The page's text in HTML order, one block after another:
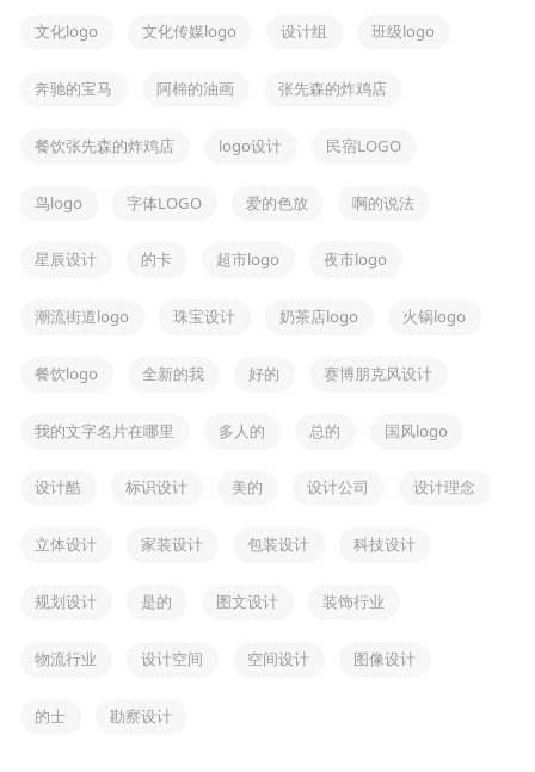
文化logo 文化传媒logo 设计组 班级logo
奔驰的宝马 阿棉的油画 张先森的炸鸡店
餐饮张先森的炸鸡店 logo设计 民宿LOGO
鸟logo 字体LOGO 爱的色放 啊的说法
星辰设计 的卡 超市logo 夜市logo
潮流街道logo 珠宝设计 奶茶店logo 火锅logo
餐饮logo 全新的我 好的 赛博朋克风设计
我的文字名片在哪里 多人的 总的 国风logo
设计酷 标识设计 美的 设计公司 设计理念
立体设计 家装设计 包装设计 科技设计
规划设计 是的 图文设计 装饰行业
物流行业 设计空间 空间设计 图像设计
的士 勘察设计